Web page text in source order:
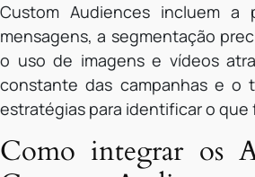
Custom Audiences incluem a
mensagens, a segmentação
o uso de imagens e vídeos
constante das campanhas e o
estratégias para identificar o que
Como integrar os